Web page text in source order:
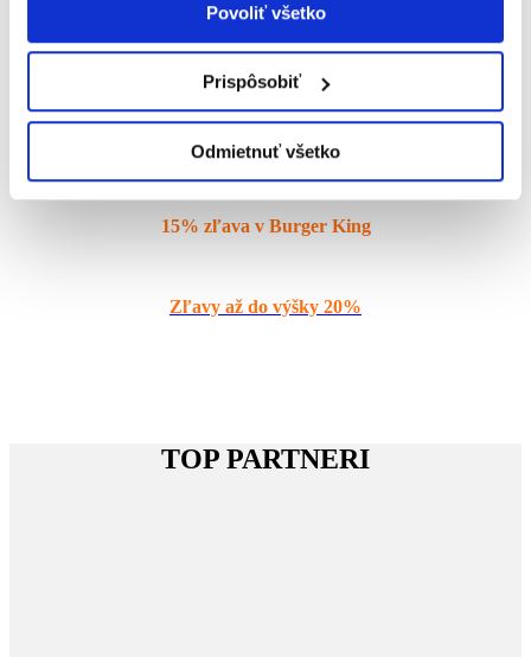
Povoliť všetko
Prispôsobiť
Odmietnuť všetko
5% zľava v 101 drogéria
15% zľava v Burger King
Zľavy až do výšky 20%
TOP PARTNERI